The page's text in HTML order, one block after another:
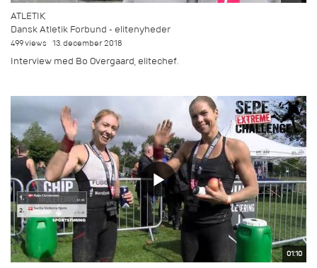
ATLETIK
Dansk Atletik Forbund - elitenyheder
499 views 13. december 2018
Interview med Bo Overgaard, elitechef.
01:10